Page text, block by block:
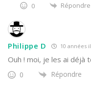
0 Répondre
Philippe D 10 années
Ouh ! moi, je les ai déjà
0 Répondre